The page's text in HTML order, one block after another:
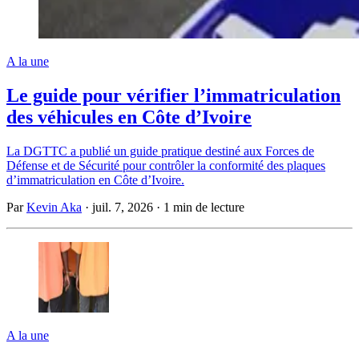
A la une
Le guide pour vérifier l’immatriculation
des véhicules en Côte d’Ivoire
La DGTTC a publié un guide pratique destiné aux Forces de
Défense et de Sécurité pour contrôler la conformité des plaques
d’immatriculation en Côte d’Ivoire.
ParKevin Aka · juil. 7, 2026 · 1 min de lecture
A la une